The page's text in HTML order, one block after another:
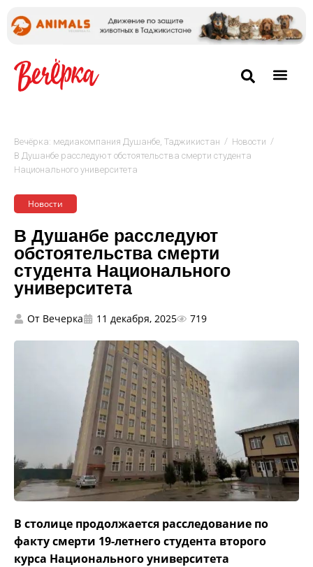
Вечёрка: медиакомпания Душанбе, Таджикистан / Новости /
В Душанбе расследуют обстоятельства смерти студента
Национального университета
Новости
В Душанбе расследуют
обстоятельства смерти
студента Национального
университета
От Вечерка 11 декабря, 2025 719
В столице продолжается расследование по
факту смерти 19-летнего студента второго
курса Национального университета